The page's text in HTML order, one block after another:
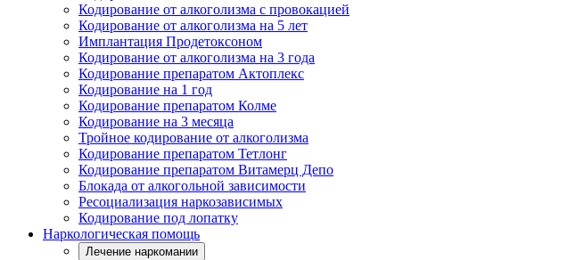
Кодирование от алкоголизма с провокацией
Кодирование от алкоголизма на 5 лет
Имплантация Продетоксоном
Кодирование от алкоголизма на 3 года
Кодирование препаратом Актоплекс
Кодирование на 1 год
Кодирование препаратом Колме
Кодирование на 3 месяца
Тройное кодирование от алкоголизма
Кодирование препаратом Тетлонг
Кодирование препаратом Витамерц Депо
Блокада от алкогольной зависимости
Ресоциализация наркозависимых
Кодирование под лопатку
Наркологическая помощь
Лечение наркомании